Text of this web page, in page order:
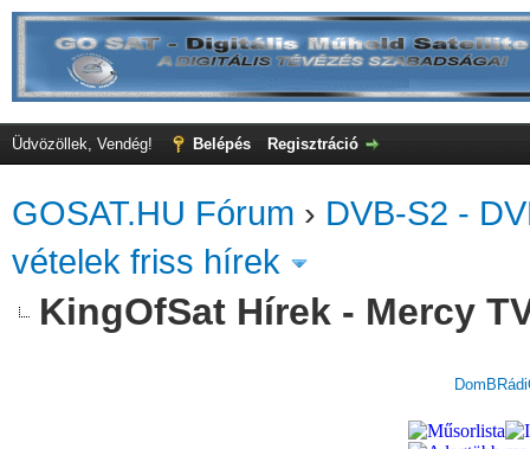
Üdvözöllek, Vendég! Belépés Regisztráció
GOSAT.HU Fórum › DVB-S2 -
vételek friss hírek
KingOfSat Hírek - Mercy